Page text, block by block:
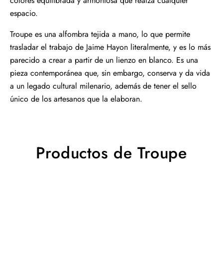
espacio.
Troupe es una alfombra tejida a mano, lo que permite
trasladar el trabajo de Jaime Hayon literalmente, y es lo más
parecido a crear a partir de un lienzo en blanco. Es una
pieza contemporánea que, sin embargo, conserva y da vida
a un legado cultural milenario, además de tener el sello
único de los artesanos que la elaboran.
Productos de Troupe